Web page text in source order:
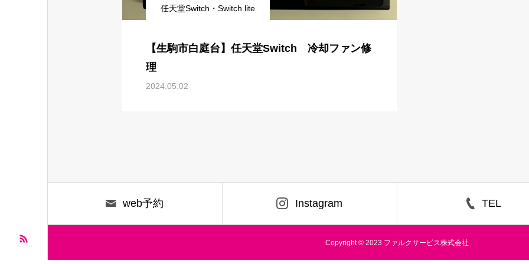
任天堂Switch・Switch lite
【生駒市白庭台】任天堂Switch 冷却ファン修
理
2024.05.02
web予約 Instagram TEL
Copyright © 2023 ファルクサービス株式会社